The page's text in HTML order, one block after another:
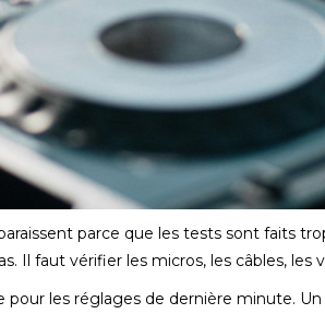
parce que les tests sont faits
Il faut vérifier les micros, les câbles, les
pour les réglages de dernière minute.